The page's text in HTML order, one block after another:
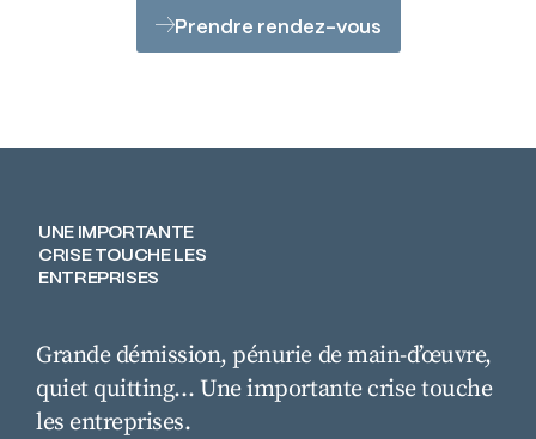
Prendre rendez-vous
Grande démission, pénurie de main-d’œuvre,
quiet quitting… Une importante crise touche
les entreprises.
UNE IMPORTANTE
CRISE TOUCHE LES
ENTREPRISES